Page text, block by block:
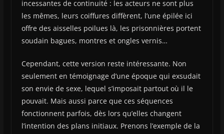
incessantes de continuité : les acteurs ne sont plus
les mêmes, leurs coiffures diffèrent, l’une épilée ici
offre des aisselles poilues là, les prisonnières portent
soudain bagues, montres et ongles vernis…
Cependant, cette version reste intéressante. Non
seulement en témoignage d’une époque qui exsudait
son envie de sexe, lequel s’imposait partout où il le
pouvait. Mais aussi parce que ces séquences
fonctionnent parfois, dès lors qu’elles changent
l’intention des plans initiaux. Prenons l’exemple de la